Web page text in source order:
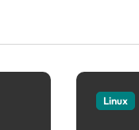
Linux